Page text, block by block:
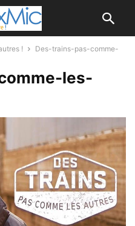
!
Des-trains-pas-comme-
les-